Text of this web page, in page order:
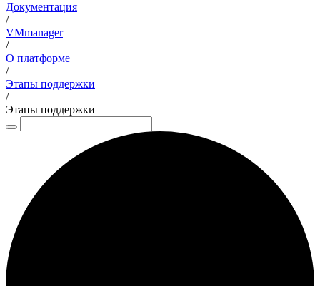
Документация
/
VMmanager
/
О платформе
/
Этапы поддержки
/
Этапы поддержки